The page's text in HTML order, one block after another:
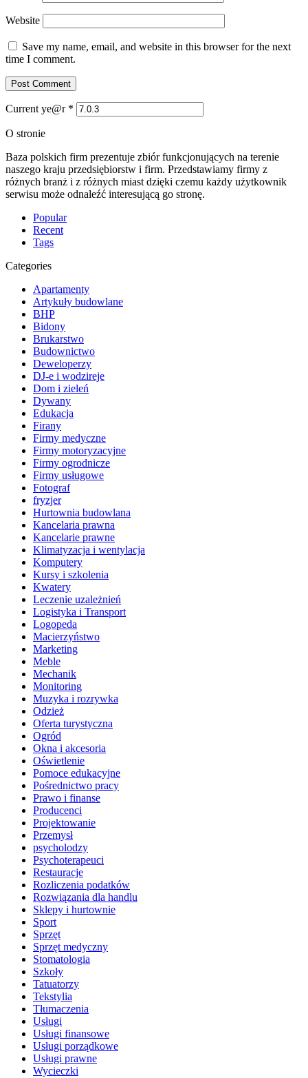
Website
Save my name, email, and website in this browser for the next
time I comment.
Current ye@r *
O stronie
Baza polskich firm prezentuje zbiór funkcjonujących na terenie
naszego kraju przedsiębiorstw i firm. Przedstawiamy firmy z
różnych branż i z różnych miast dzięki czemu każdy użytkownik
serwisu może odnaleźć interesującą go stronę.
Popular
Recent
Tags
Categories
Apartamenty
Artykuły budowlane
BHP
Bidony
Brukarstwo
Budownictwo
Deweloperzy
DJ-e i wodzireje
Dom i zieleń
Dywany
Edukacja
Firany
Firmy medyczne
Firmy motoryzacyjne
Firmy ogrodnicze
Firmy usługowe
Fotograf
fryzjer
Hurtownia budowlana
Kancelaria prawna
Kancelarie prawne
Klimatyzacja i wentylacja
Komputery
Kursy i szkolenia
Kwatery
Leczenie uzależnień
Logistyka i Transport
Logopeda
Macierzyństwo
Marketing
Meble
Mechanik
Monitoring
Muzyka i rozrywka
Odzież
Oferta turystyczna
Ogród
Okna i akcesoria
Oświetlenie
Pomoce edukacyjne
Pośrednictwo pracy
Prawo i finanse
Producenci
Projektowanie
Przemysł
psycholodzy
Psychoterapeuci
Restauracje
Rozliczenia podatków
Rozwiązania dla handlu
Sklepy i hurtownie
Sport
Sprzęt
Sprzęt medyczny
Stomatologia
Szkoły
Tatuatorzy
Tekstylia
Tłumaczenia
Usługi
Usługi finansowe
Usługi porządkowe
Usługi prawne
Wycieczki